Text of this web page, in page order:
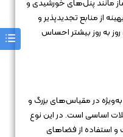
مانند پنل‌های خورشیدی و
از منابع تجدیدپذیر و
به روز بیشتر احساس
در مقیاس‌های بزرگ و
اساسی است. در این نوع
و استفاده از فضاهای